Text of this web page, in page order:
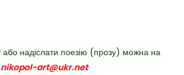
або надіслати поезію (прозу) можна на
nikopol-art@ukr.net